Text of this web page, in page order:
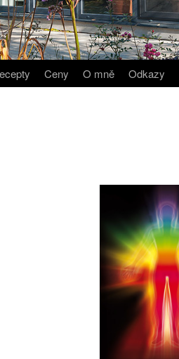
Ceny O mně Odkazy